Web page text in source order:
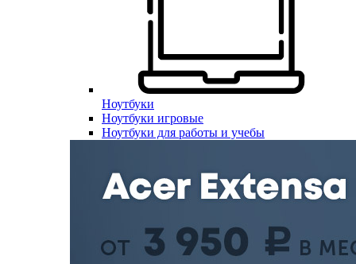
Ноутбуки
Ноутбуки игровые
Ноутбуки для работы и учебы